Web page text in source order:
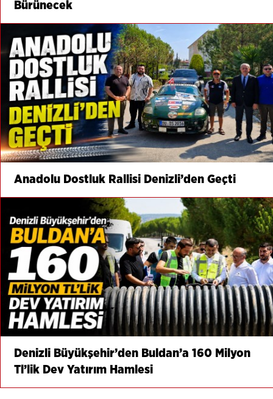
Bürünecek
Anadolu Dostluk Rallisi Denizli’den Geçti
Denizli Büyükşehir’den Buldan’a 160 Milyon
Tl’lik Dev Yatırım Hamlesi